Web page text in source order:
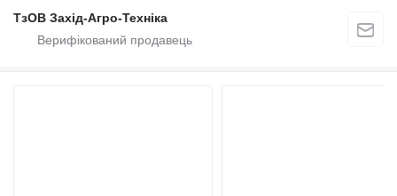
ТзОВ Захід-Агро-Техніка